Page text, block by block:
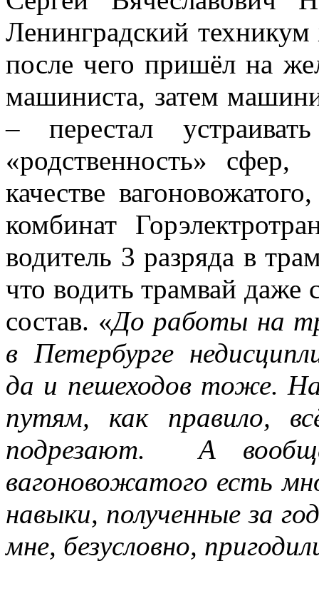
Ленинградский
после чего пришёл на
машиниста, затем
– перестал
«родственность»
качестве
комбинат
водитель 3 разряда в
что водить трамвай
состав. «До работы на
в Петербурге
да и пешеходов тоже.
путям, как правило,
подрезают. А
вагоновожатого есть
навыки, полученные за
мне, безусловно,